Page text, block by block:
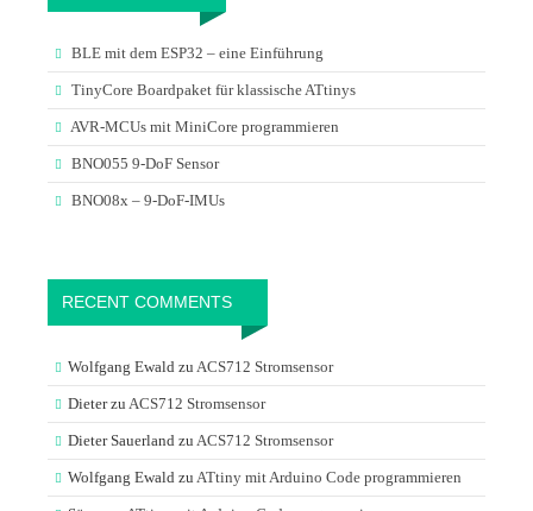
BLE mit dem ESP32 – eine Einführung
TinyCore Boardpaket für klassische ATtinys
AVR-MCUs mit MiniCore programmieren
BNO055 9-DoF Sensor
BNO08x – 9-DoF-IMUs
RECENT COMMENTS
Wolfgang Ewald zu ACS712 Stromsensor
Dieterzu ACS712 Stromsensor
Dieter Sauerland zu ACS712 Stromsensor
Wolfgang Ewald zu ATtiny mit Arduino Code programmieren